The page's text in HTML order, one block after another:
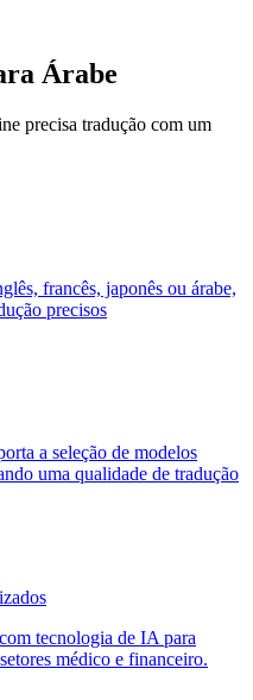
Árabe
precisa tradução com um
francês, japonês ou árabe,
precisos
a seleção de modelos
uma qualidade de tradução
tecnologia de IA para
médico e financeiro.